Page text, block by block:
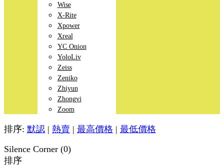
Wise
X-Rite
Xpower
Xreal
YC Onion
YoloLiv
Zeiss
Zeniko
Zhiyun
Zhongyi
Zoom
排序: 默認 | 熱賣 | 最高價格 | 最低價格
Silence Corner (0)
排序